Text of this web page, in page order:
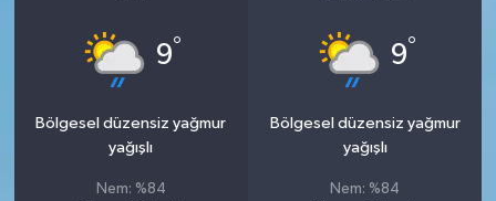
9°
Bölgesel düzensiz yağmur
yağışlı
Nem: %84
9°
Bölgesel düzensiz yağmur
yağışlı
Nem: %84